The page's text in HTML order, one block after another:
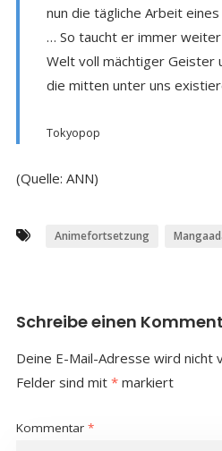
nun die tägliche Arbeit
… So taucht er immer
Welt voll mächtiger Geister
die mitten unter uns
Tokyopop
(Quelle: ANN)
Animefortsetzung
Schreibe einen
Deine E-Mail-Adresse wird nicht
Felder sind mit *markiert
Kommentar *